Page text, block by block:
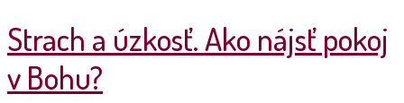
Strach a úzkosť. Ako nájsť pokoj
v Bohu?